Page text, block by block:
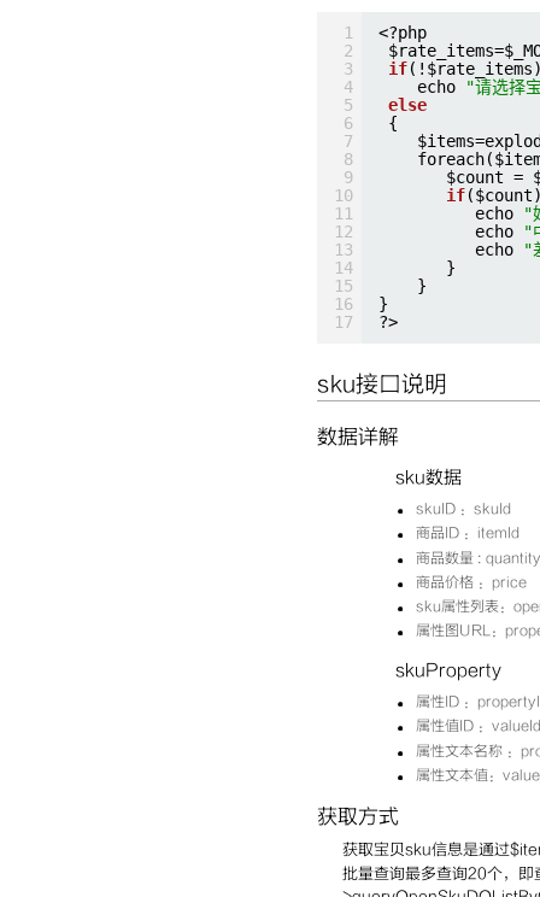
1
2
3
4
5
6
7
8
9
10
11
12
13
14
15
16
17
<?php
if
echo
"请选择
else
{
$count =
if
echo
"
echo
"
echo
"
}
}
}
?>
sku接口说明
数据详解
sku数据
skuID ：skuId
商品ID ：itemId
商品数量 : quantity
商品价格 ：price
sku属性列表：
属性图URL：
skuProperty
属性ID ：
属性值ID ：valueId
属性文本名称 ：
属性文本值：
获取方式
获取宝贝sku信息是通过
批量查询最多查询20个，